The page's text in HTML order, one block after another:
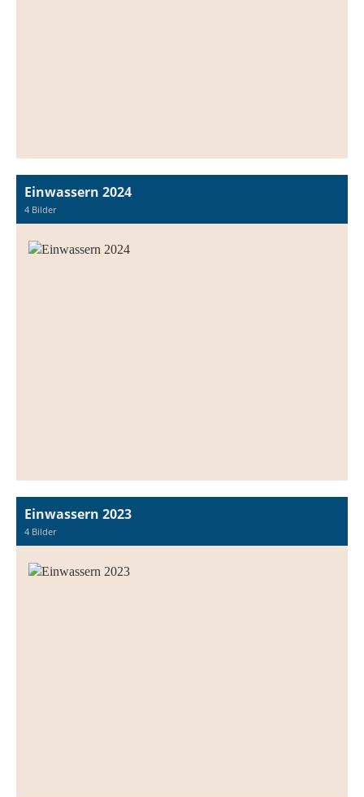
Einwassern 2024
4 Bilder
Einwassern 2023
4 Bilder